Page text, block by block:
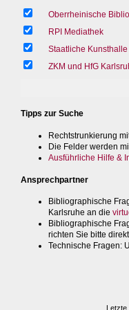
Oberrheinische
RPI Mediathek
Staatliche
ZKM und HfG
Tipps zur Suche
Rechtstrunkierung
Die Felder werden
Ausführliche Hilfe &
Ansprechpartner
Bibliographische
Karlsruhe an die
Bibliographische
richten Sie bitte
Technische Fragen: